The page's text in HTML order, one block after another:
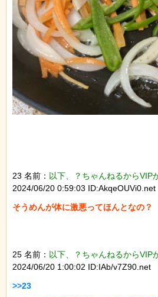
23 名前： 以下、？ちゃんねるからVIP
2024/06/20 0:59:03 ID:AkqeOUVi0.net
そうめんが体に激悪ってほんとなの？
25 名前： 以下、？ちゃんねるからVIP
2024/06/20 1:00:02 ID:IAb/v7Z90.net
>>23